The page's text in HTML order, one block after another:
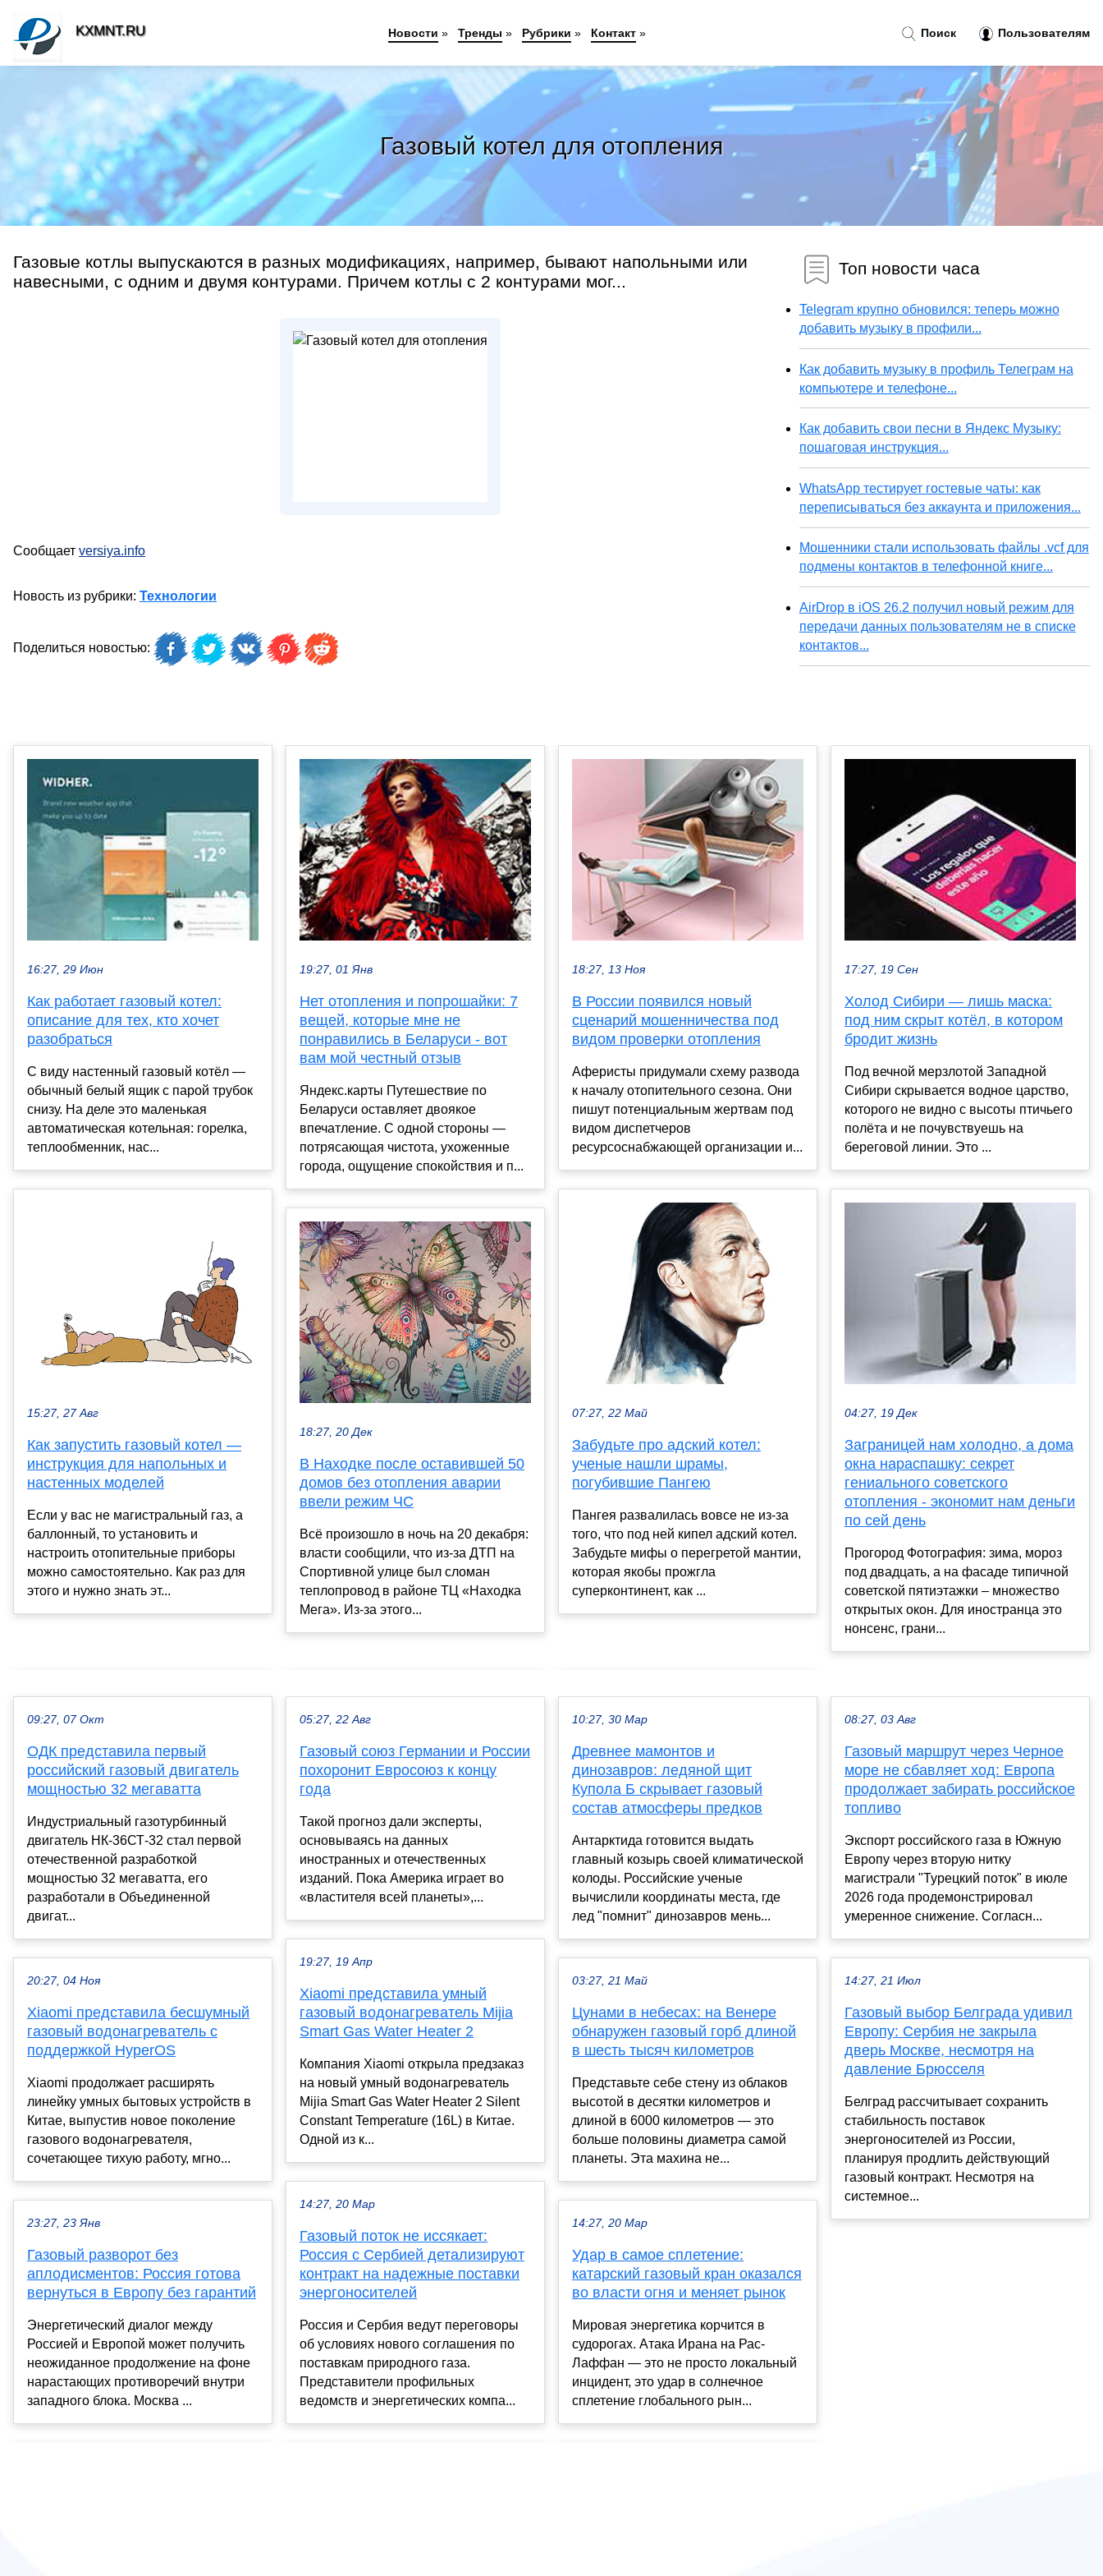
Газовый котел для отопления
Газовые котлы выпускаются в разных модификациях, например, бывают напольными или
навесными, с одним и двумя контурами. Причем котлы с 2 контурами мог...
Сообщает versiya.info
Новость из рубрики: Технологии
Поделиться новостью:
Топ новости часа
Telegram крупно обновился: теперь можно
добавить музыку в профили...
Как добавить музыку в профиль Телеграм на
компьютере и телефоне...
Как добавить свои песни в Яндекс Музыку:
пошаговая инструкция...
WhatsApp тестирует гостевые чаты: как
переписываться без аккаунта и приложения...
Мошенники стали использовать файлы .vcf для
подмены контактов в телефонной книге...
AirDrop в iOS 26.2 получил новый режим для
передачи данных пользователям не в списке
контактов...
16:27, 29 Июн
Как работает газовый котел:
описание для тех, кто хочет
разобраться
С виду настенный газовый котёл —
обычный белый ящик с парой трубок
снизу. На деле это маленькая
автоматическая котельная: горелка,
теплообменник, нас...
15:27, 27 Авг
Как запустить газовый котел —
инструкция для напольных и
настенных моделей
Если у вас не магистральный газ, а
баллонный, то установить и
настроить отопительные приборы
можно самостоятельно. Как раз для
этого и нужно знать эт...
19:27, 01 Янв
Нет отопления и попрошайки: 7
вещей, которые мне не
понравились в Беларуси - вот
вам мой честный отзыв
Яндекс.карты Путешествие по
Беларуси оставляет двоякое
впечатление. С одной стороны —
потрясающая чистота, ухоженные
города, ощущение спокойствия и п...
18:27, 20 Дек
В Находке после оставившей 50
домов без отопления аварии
ввели режим ЧС
Всё произошло в ночь на 20 декабря:
власти сообщили, что из-за ДТП на
Спортивной улице был сломан
теплопровод в районе ТЦ «Находка
Мега». Из-за этого...
18:27, 13 Ноя
В России появился новый
сценарий мошенничества под
видом проверки отопления
Аферисты придумали схему развода
к началу отопительного сезона. Они
пишут потенциальным жертвам под
видом диспетчеров
ресурсоснабжающей организации и...
07:27, 22 Май
Забудьте про адский котел:
ученые нашли шрамы,
погубившие Пангею
Пангея развалилась вовсе не из-за
того, что под ней кипел адский котел.
Забудьте мифы о перегретой мантии,
которая якобы прожгла
суперконтинент, как ...
17:27, 19 Сен
Холод Сибири — лишь маска:
под ним скрыт котёл, в котором
бродит жизнь
Под вечной мерзлотой Западной
Сибири скрывается водное царство,
которого не видно с высоты птичьего
полёта и не почувствуешь на
береговой линии. Это ...
04:27, 19 Дек
Заграницей нам холодно, а дома
окна нараспашку: секрет
гениального советского
отопления - экономит нам деньги
по сей день
Прогород Фотография: зима, мороз
под двадцать, а на фасаде типичной
советской пятиэтажки – множество
открытых окон. Для иностранца это
нонсенс, грани...
09:27, 07 Окт
ОДК представила первый
российский газовый двигатель
мощностью 32 мегаватта
Индустриальный газотурбинный
двигатель НК-36СТ-32 стал первой
отечественной разработкой
мощностью 32 мегаватта, его
разработали в Объединенной
двигат...
20:27, 04 Ноя
Xiaomi представила бесшумный
газовый водонагреватель с
поддержкой HyperOS
Xiaomi продолжает расширять
линейку умных бытовых устройств в
Китае, выпустив новое поколение
газового водонагревателя,
сочетающее тихую работу, мгно...
23:27, 23 Янв
Газовый разворот без
аплодисментов: Россия готова
вернуться в Европу без гарантий
Энергетический диалог между
Россией и Европой может получить
неожиданное продолжение на фоне
нарастающих противоречий внутри
западного блока. Москва ...
05:27, 22 Авг
Газовый союз Германии и России
похоронит Евросоюз к концу
года
Такой прогноз дали эксперты,
основываясь на данных
иностранных и отечественных
изданий. Пока Америка играет во
«властителя всей планеты»,...
19:27, 19 Апр
Xiaomi представила умный
газовый водонагреватель Mijia
Smart Gas Water Heater 2
Компания Xiaomi открыла предзаказ
на новый умный водонагреватель
Mijia Smart Gas Water Heater 2 Silent
Constant Temperature (16L) в Китае.
Одной из к...
14:27, 20 Мар
Газовый поток не иссякает:
Россия с Сербией детализируют
контракт на надежные поставки
энергоносителей
Россия и Сербия ведут переговоры
об условиях нового соглашения по
поставкам природного газа.
Представители профильных
ведомств и энергетических компа...
10:27, 30 Мар
Древнее мамонтов и
динозавров: ледяной щит
Купола Б скрывает газовый
состав атмосферы предков
Антарктида готовится выдать
главный козырь своей климатической
колоды. Российские ученые
вычислили координаты места, где
лед "помнит" динозавров мень...
03:27, 21 Май
Цунами в небесах: на Венере
обнаружен газовый горб длиной
в шесть тысяч километров
Представьте себе стену из облаков
высотой в десятки километров и
длиной в 6000 километров — это
больше половины диаметра самой
планеты. Эта махина не...
14:27, 20 Мар
Удар в самое сплетение:
катарский газовый кран оказался
во власти огня и меняет рынок
Мировая энергетика корчится в
судорогах. Атака Ирана на Рас-
Лаффан — это не просто локальный
инцидент, это удар в солнечное
сплетение глобального рын...
08:27, 03 Авг
Газовый маршрут через Черное
море не сбавляет ход: Европа
продолжает забирать российское
топливо
Экспорт российского газа в Южную
Европу через вторую нитку
магистрали "Турецкий поток" в июле
2026 года продемонстрировал
умеренное снижение. Согласн...
14:27, 21 Июл
Газовый выбор Белграда удивил
Европу: Сербия не закрыла
дверь Москве, несмотря на
давление Брюсселя
Белград рассчитывает сохранить
стабильность поставок
энергоносителей из России,
планируя продлить действующий
газовый контракт. Несмотря на
системное...
Поиск Пользователям
KXMNT.RU Новости » Тренды » Рубрики » Контакт»